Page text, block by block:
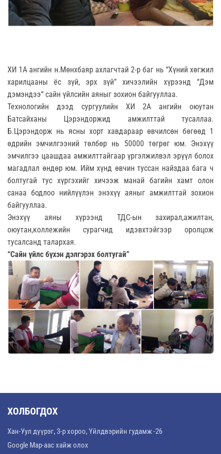
ХИ 1А ангийн н.Мөнхбаяр ахлагчтай 2-р баг нь “Хүний хөгжил
харилцааны ёс зүй, эрх зүй” хичээлийн хүрээнд “Дэм
дэмэндээ“ сайн үйлсийн аяныг зохион байгууллаа.
Технологийн дээд сургуулийн ХИ 2А ангийн оюутан
Батсайханы Цэрэндоржид амжилттай тусаллаа.
Б.Цэрэндорж нь ясны хорт хавдараар өвчилсөн бөгөөд 1
өдрийн эмчилгээний төлбөр нь 50000 төгрөг юм. Энэхүү
эмчилгээ цаашдаа амжилттайгаар үргэлжилвэл эрүүл болох
магадлал өндөр юм. Ийм хүнд өвчин туссан найздаа бага ч
болтугай тус хүргэхийг хичээж манай багийн хамт олон
санаа бодлоо нийлүүлэн энэхүү аяныг амжилттай зохион
байгууллаа.
Энэхүү аяны хүрээнд ТДС-ын захирал,ажилтан,
оюутан,коллежийн сурагчид идэвхтэйгээр оролцож
тусалсанд талархая.
“Сайн үйлс бүхэн дэлгэрэх болтугай”
ХОЛБОГДОХ
Хан-Уул дүүрэг, 3-р хороо, Үйлдвэрийн гудамж -26
Google Map-аас хайж олох